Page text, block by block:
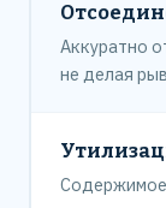
Аккуратно
не делая
Содержимое